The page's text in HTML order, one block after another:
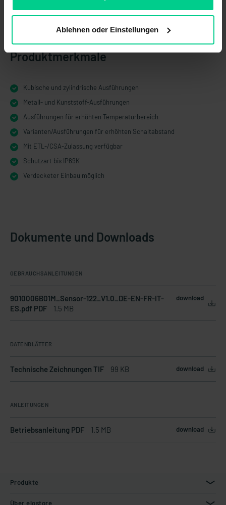
Ablehnen oder Einstellungen
Produktmerkmale
Kubische und zylindrische Ausführungen
Metall- und Kunststoff-Ausführungen
Ausführungen für erhöhten Temperaturbereich
Varianten/Ausführungen für erhöhten Schaltabstand
Mit ETL-/CSA-Zulassung verfügbar
Schutzart bis IP69K
Verdecketer Einbau möglich
Dokumente und Downloads
GEBRAUCHSANLEITUNGEN
9010006B01M_Sensor-122_V1.0_DE-EN-FR-IT-
ES.pdf PDF
1.5 MB
download
DATENBLÄTTER
Technische Zeichnungen TIF 99 KB download
ANLEITUNGEN
Betriebsanleitung PDF 1.5 MB download
Produkte
Über elostore